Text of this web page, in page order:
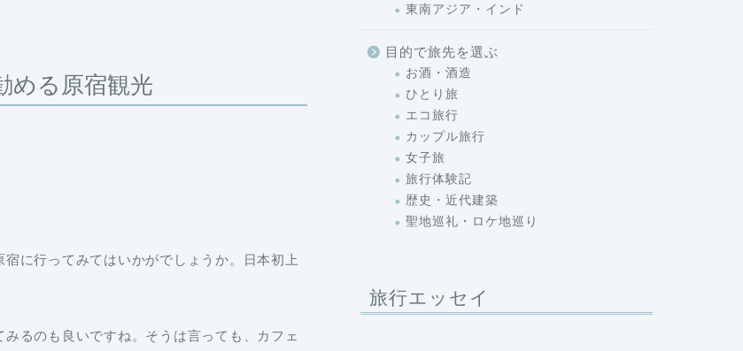
める原宿観光
に行ってみてはいかがでしょうか。日本初上
るのも良いですね。そうは言っても、カフェ
東南アジア・インド
目的で旅先を選ぶ
お酒・酒造
ひとり旅
エコ旅行
カップル旅行
女子旅
旅行体験記
歴史・近代建築
聖地巡礼・ロケ地巡り
旅行エッセイ